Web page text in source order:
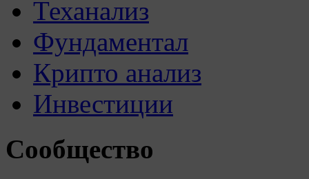
Теханализ
Фундаментал
Крипто анализ
Инвестиции
Сообщество